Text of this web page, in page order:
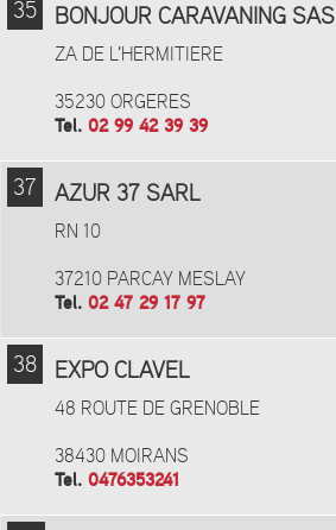
35 BONJOUR CARAVANING SAS
ZA DE L'HERMITIERE
35230 ORGERES
Tel. 02 99 42 39 39
37 AZUR 37 SARL
RN 10
37210 PARCAY MESLAY
Tel. 02 47 29 17 97
38 EXPO CLAVEL
48 ROUTE DE GRENOBLE
38430 MOIRANS
Tel. 0476353241